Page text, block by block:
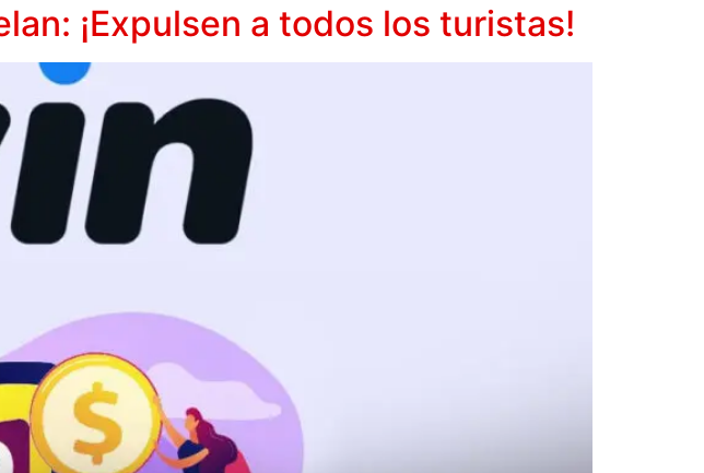
¡Expulsen a todos los turistas!